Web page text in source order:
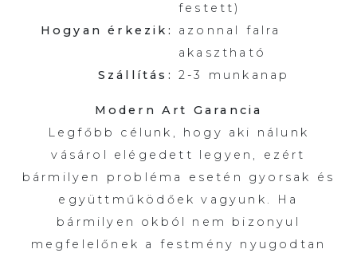
festett)
Hogyan érkezik: azonnal falra
akasztható
Szállítás: 2-3 munkanap
Modern Art Garancia
Legfőbb célunk, hogy aki nálunk
vásárol elégedett legyen, ezért
bármilyen probléma esetén gyorsak és
együttműködőek vagyunk. Ha
bármilyen okból nem bizonyul
megfelelőnek a festmény nyugodtan